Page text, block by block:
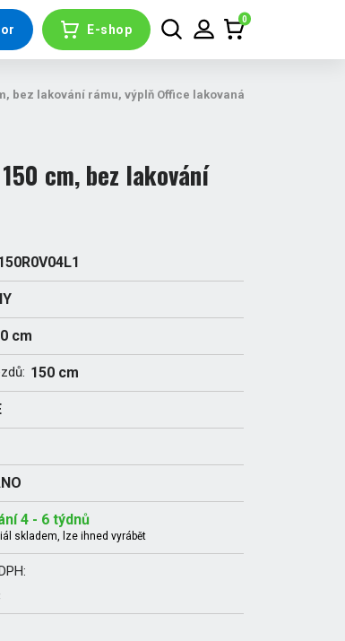
E-shop
0
bez lakování rámu, výplň Office lakovaná
cm, bez lakování
cm
150 cm
4 - 6 týdnů
skladem, lze ihned vyrábět